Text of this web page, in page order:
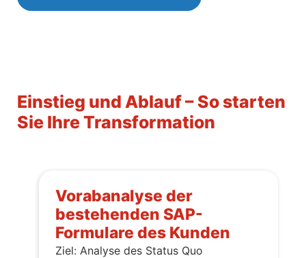
Einstieg und Ablauf – So starten
Sie Ihre Transformation
Vorabanalyse der
bestehenden SAP-
Formulare des Kunden
Ziel: Analyse des Status Quo